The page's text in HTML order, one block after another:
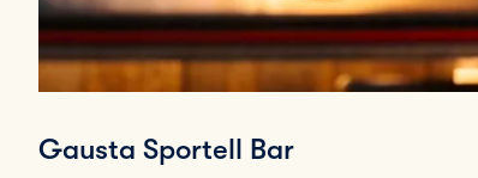
Gausta Sportell Bar